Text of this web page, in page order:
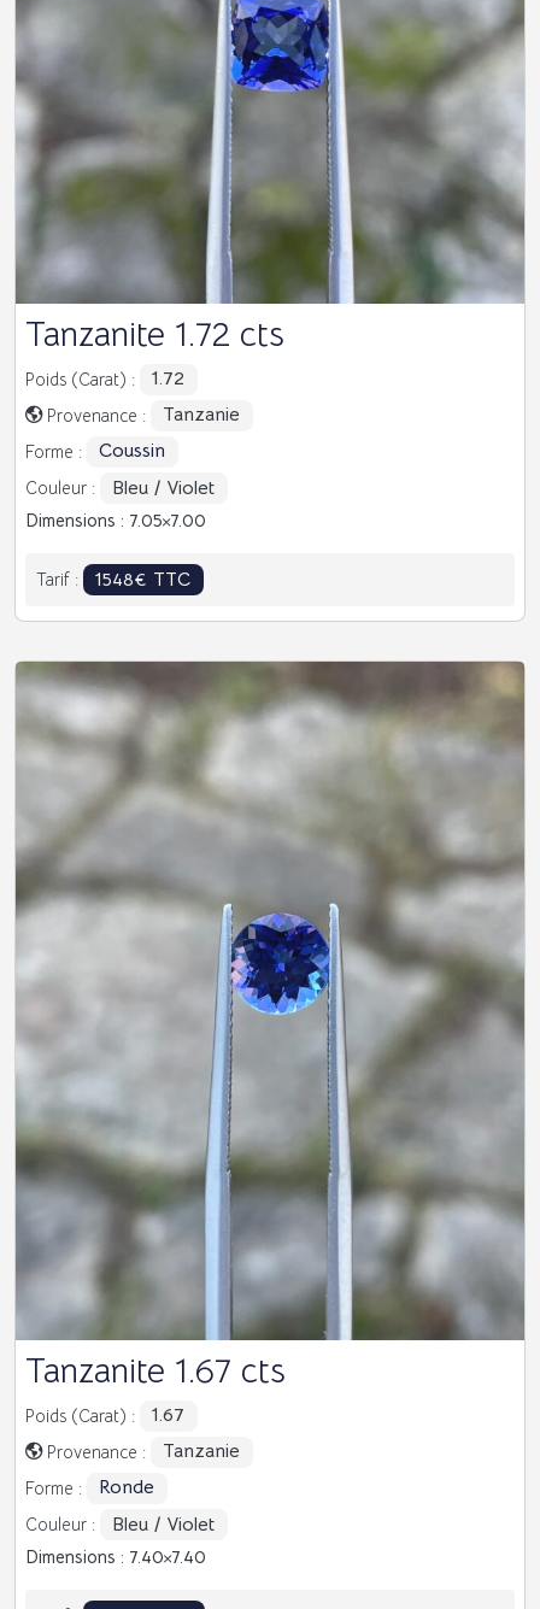
Tanzanite 1.72 cts
Poids (Carat) : 1.72
Provenance : Tanzanie
Forme : Coussin
Couleur : Bleu / Violet
Dimensions : 7.05 7.00
Tarif : 1548€ TTC
Tanzanite 1.67 cts
Poids (Carat) : 1.67
Provenance : Tanzanie
Forme : Ronde
Couleur : Bleu / Violet
Dimensions : 7.40 7.40